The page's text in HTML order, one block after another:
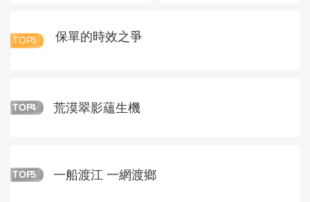
TOP3 保單的時效之爭
TOP4 荒漠翠影蘊生機
TOP5 一船渡江 一網渡鄉